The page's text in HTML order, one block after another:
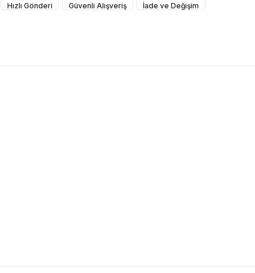
Hızlı Gönderi Güvenli Alışveriş İade ve Değişim